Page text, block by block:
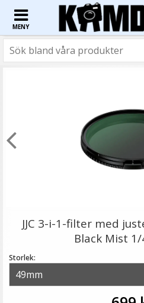
MENY
LÄGG I
JJC 3-i-1-filter med
Black Mist
Storlek: